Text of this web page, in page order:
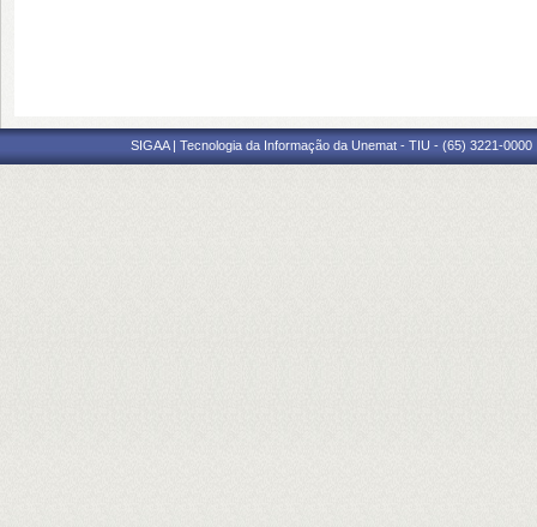
SIGAA | Tecnologia da Informação da Unemat - TIU - (65) 3221-